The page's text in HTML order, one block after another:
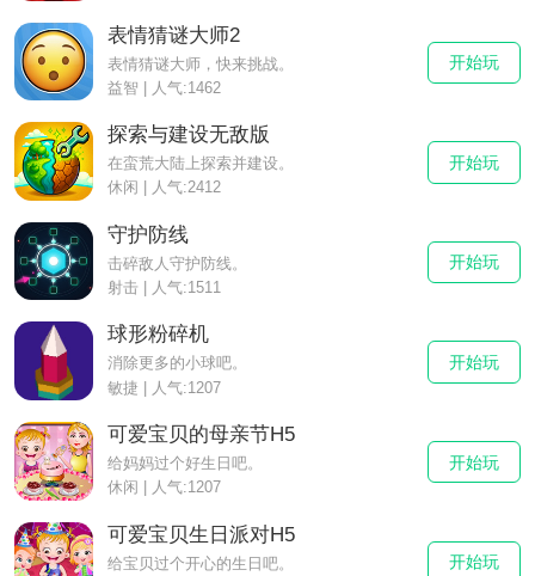
表情猜谜大师2
表情猜谜大师，快来挑战。
益智 | 人气:1462
开始玩
探索与建设无敌版
在蛮荒大陆上探索并建设。
休闲 | 人气:2412
开始玩
守护防线
击碎敌人守护防线。
射击 | 人气:1511
开始玩
球形粉碎机
消除更多的小球吧。
敏捷 | 人气:1207
开始玩
可爱宝贝的母亲节H5
给妈妈过个好生日吧。
休闲 | 人气:1207
开始玩
可爱宝贝生日派对H5
给宝贝过个开心的生日吧。
开始玩